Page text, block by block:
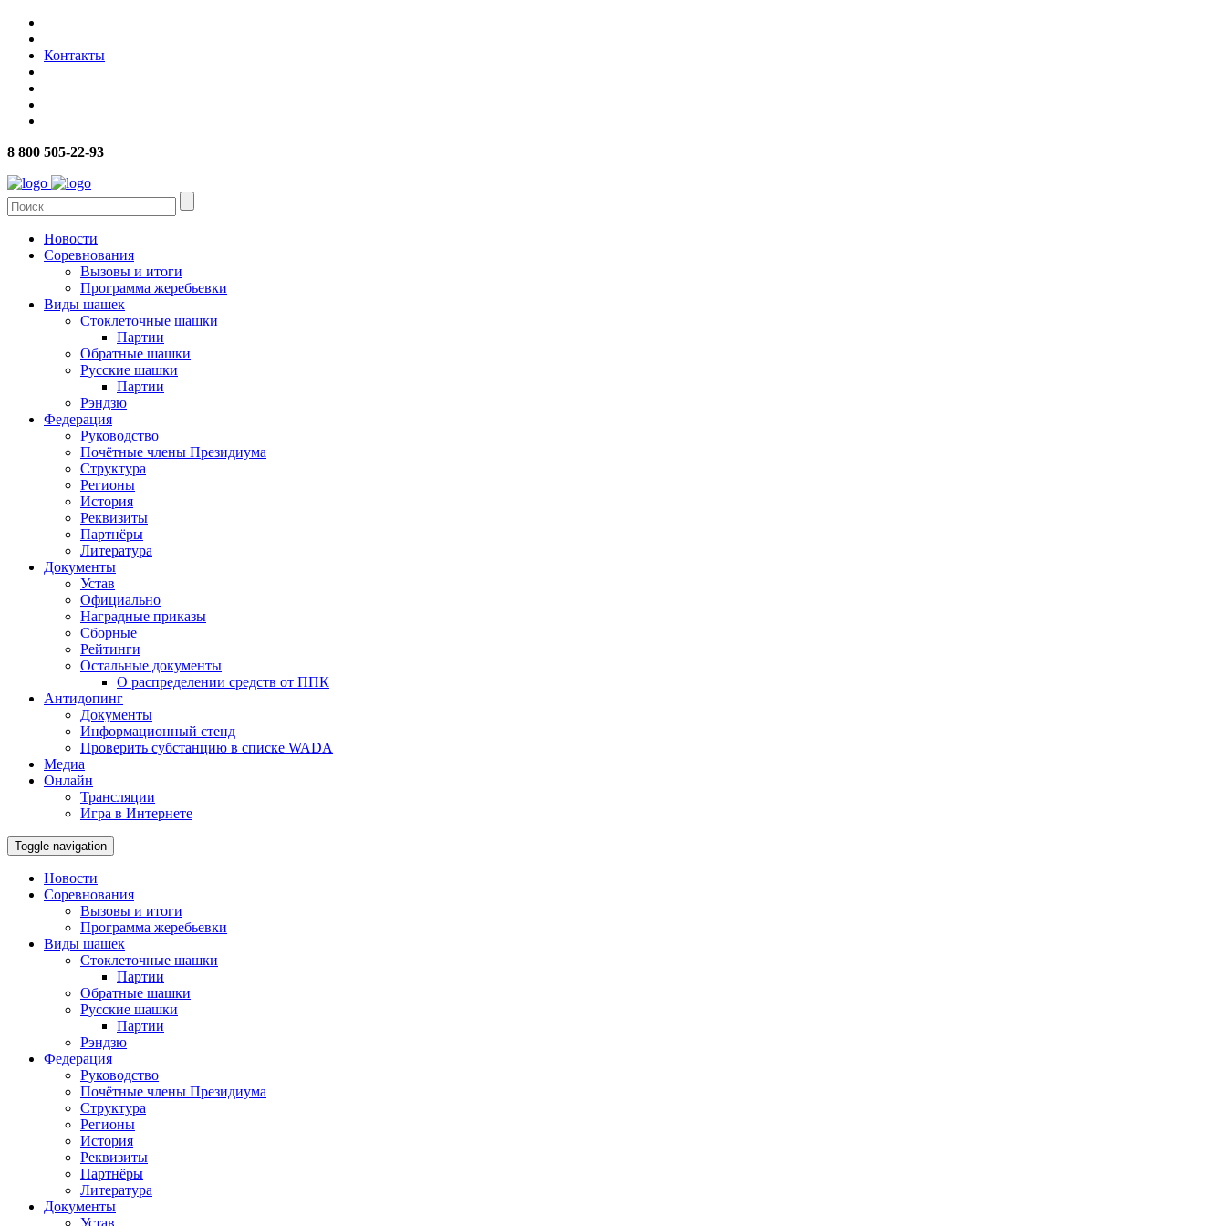
Контакты
8 800 505-22-93
Новости
Соревнования
Вызовы и итоги
Программа жеребьевки
Виды шашек
Стоклеточные шашки
Партии
Обратные шашки
Русские шашки
Партии
Рэндзю
Федерация
Руководство
Почётные члены Президиума
Структура
Регионы
История
Реквизиты
Партнёры
Литература
Документы
Устав
Официально
Наградные приказы
Сборные
Рейтинги
Остальные документы
О распределении средств от ППК
Антидопинг
Документы
Информационный стенд
Проверить субстанцию в списке WADA
Медиа
Онлайн
Трансляции
Игра в Интернете
Toggle navigation
Новости
Соревнования
Вызовы и итоги
Программа жеребьевки
Виды шашек
Стоклеточные шашки
Партии
Обратные шашки
Русские шашки
Партии
Рэндзю
Федерация
Руководство
Почётные члены Президиума
Структура
Регионы
История
Реквизиты
Партнёры
Литература
Документы
Устав